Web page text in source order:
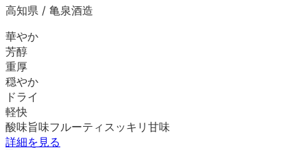
高知県 / 亀泉酒造
華やか
芳醇
重厚
穏やか
ドライ
軽快
酸味旨味フルーティ スッキリ 甘味
詳細を見る